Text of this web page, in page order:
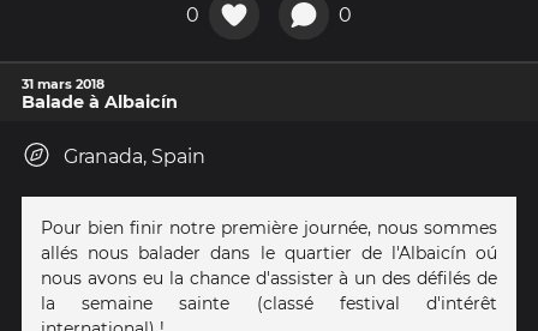
0 0
31 mars 2018
Balade à Albaicín
Granada, Spain
Pour bien finir notre première journée, nous sommes
allés nous balader dans le quartier de l'Albaicín oú
nous avons eu la chance d'assister à un des défilés de
la semaine sainte (classé festival d'intérêt